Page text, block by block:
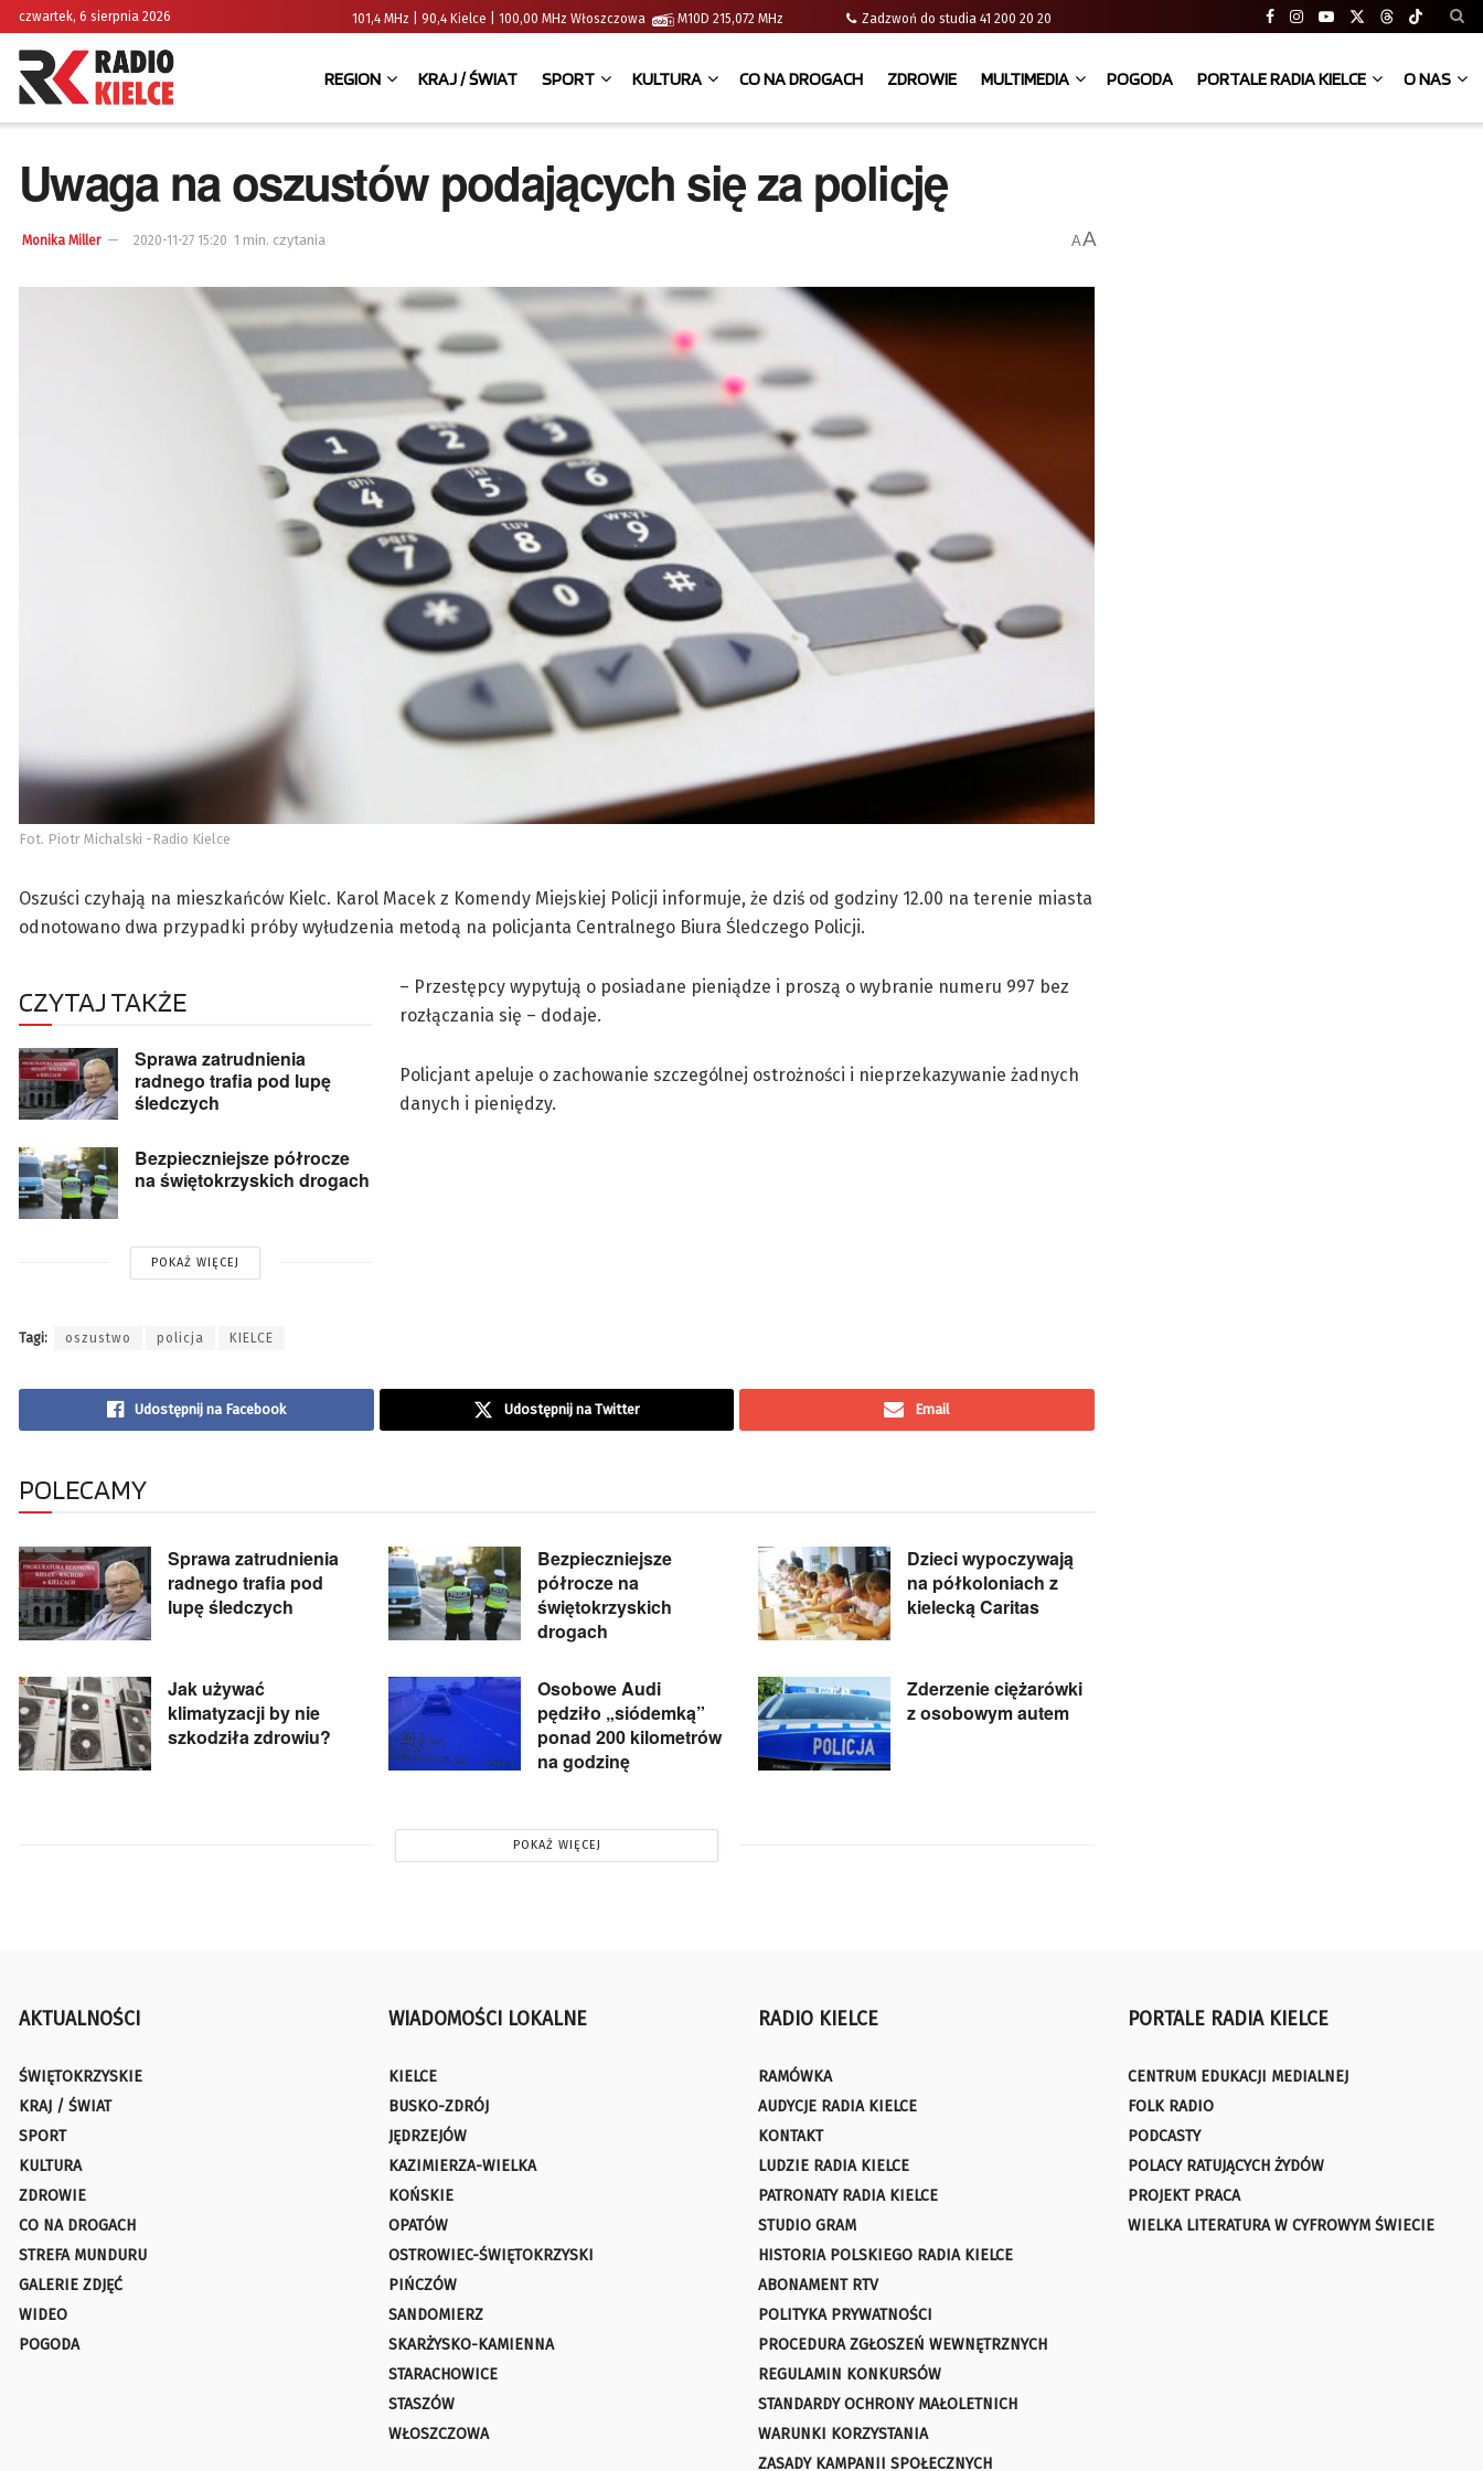
czwartek, 6 sierpnia 2026 101,4 MHz | 90,4 Kielce | 100,00 MHz Włoszczowa M10D 215,072 MHz Zadzwoń do studia 41 200 20 20
REGION KRAJ / ŚWIAT SPORT KULTURA CO NA DROGACH ZDROWIE MULTIMEDIA POGODA PORTALE RADIA KIELCE O NAS
Uwaga na oszustów podających się za policję
Monika Miller 2020-11-27 15:20 1 min. czytania AA
Fot. Piotr Michalski -Radio Kielce
Oszuści czyhają na mieszkańców Kielc. Karol Macek z Komendy Miejskiej Policji informuje, że dziś od godziny 12.00 na terenie miasta
odnotowano dwa przypadki próby wyłudzenia metodą na policjanta Centralnego Biura Śledczego Policji.
CZYTAJ TAKŻE
Sprawa zatrudnienia
radnego trafia pod lupę
śledczych
Bezpieczniejsze półrocze
na świętokrzyskich drogach
POKAŻ WIĘCEJ
– Przestępcy wypytują o posiadane pieniądze i proszą o wybranie numeru 997 bez
rozłączania się – dodaje.
Policjant apeluje o zachowanie szczególnej ostrożności i nieprzekazywanie żadnych
danych i pieniędzy.
Tagi: oszustwo policja KIELCE
Udostępnij na Facebook Udostępnij na Twitter Email
POLECAMY
Sprawa zatrudnienia
radnego trafia pod
lupę śledczych
Bezpieczniejsze
półrocze na
świętokrzyskich
drogach
Dzieci wypoczywają
na półkoloniach z
kielecką Caritas
Jak używać
klimatyzacji by nie
szkodziła zdrowiu?
Osobowe Audi
pędziło „siódemką”
ponad 200 kilometrów
na godzinę
Zderzenie ciężarówki
z osobowym autem
POKAŻ WIĘCEJ
AKTUALNOŚCI
ŚWIĘTOKRZYSKIE
KRAJ / ŚWIAT
SPORT
KULTURA
ZDROWIE
CO NA DROGACH
STREFA MUNDURU
GALERIE ZDJĘĆ
WIDEO
POGODA
WIADOMOŚCI LOKALNE
KIELCE
BUSKO-ZDRÓJ
JĘDRZEJÓW
KAZIMIERZA-WIELKA
KOŃSKIE
OPATÓW
OSTROWIEC-ŚWIĘTOKRZYSKI
PIŃCZÓW
SANDOMIERZ
SKARŻYSKO-KAMIENNA
STARACHOWICE
STASZÓW
WŁOSZCZOWA
RADIO KIELCE
RAMÓWKA
AUDYCJE RADIA KIELCE
KONTAKT
LUDZIE RADIA KIELCE
PATRONATY RADIA KIELCE
STUDIO GRAM
HISTORIA POLSKIEGO RADIA KIELCE
ABONAMENT RTV
POLITYKA PRYWATNOŚCI
PROCEDURA ZGŁOSZEŃ WEWNĘTRZNYCH
REGULAMIN KONKURSÓW
STANDARDY OCHRONY MAŁOLETNICH
WARUNKI KORZYSTANIA
ZASADY KAMPANII SPOŁECZNYCH
PORTALE RADIA KIELCE
CENTRUM EDUKACJI MEDIALNEJ
FOLK RADIO
PODCASTY
POLACY RATUJĄCYCH ŻYDÓW
PROJEKT PRACA
WIELKA LITERATURA W CYFROWYM ŚWIECIE